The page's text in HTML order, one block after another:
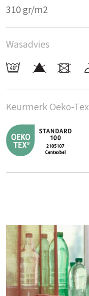
310 gr/m2
Wasadvies
Keurmerk Oeko-Tex